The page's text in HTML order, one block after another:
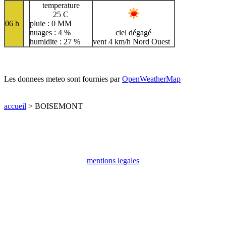
06 h
temperature
25 C
pluie : 0 MM
nuages : 4 %
humidite : 27 %
ciel dégagé
vent 4 km/h Nord Ouest
Les donnees meteo sont fournies parOpenWeatherMap
accueil > BOISEMONT
mentions legales